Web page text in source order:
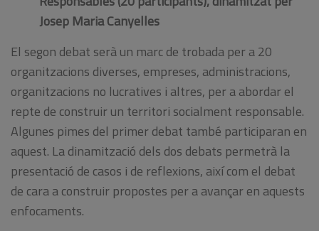
Josep Maria Canyelles
El segon debat serà un marc de trobada per a 20
organitzacions diverses, empreses, administracions,
organitzacions no lucratives i altres, per a abordar el
repte de construir un territori socialment responsable.
Algunes pimes del primer debat també participaran en
aquest. La dinamització dels dos debats permetrà la
presentació de casos i de reflexions, així com el debat
de cara a construir propostes per a avançar en aquests
enfocaments.